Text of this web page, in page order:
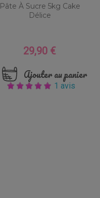
Pâte À Sucre 5kg Cake
Délice
Prix
29,90 €
Ajouter au panier
1 avis